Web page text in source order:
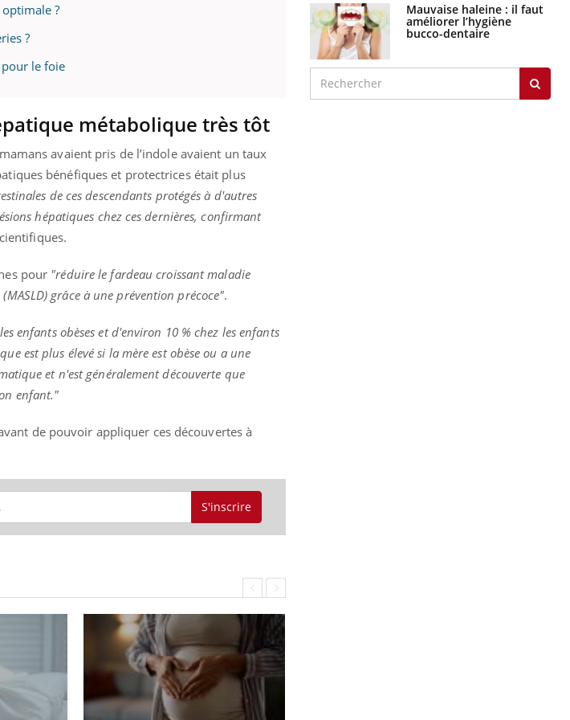
?
?
le foie
métabolique très tôt
avaient pris de l’indole avaient un taux
bénéfiques et protectrices était plus
de ces descendants protégés à d'autres
hépatiques chez ces dernières, confirmant
pour "réduire le fardeau croissant maladie
grâce à une prévention précoce".
enfants obèses et d'environ 10 % chez les enfants
est plus élevé si la mère est obèse ou a une
et n'est généralement découverte que
enfant."
de pouvoir appliquer ces découvertes à
S'inscrire
Mauvaise haleine : il faut
améliorer l’hygiène
bucco-dentaire